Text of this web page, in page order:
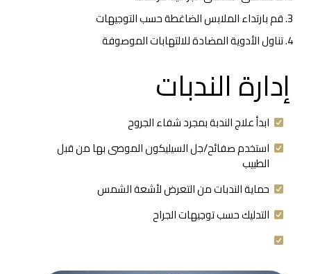
قم بارتداء الملابس الضاغطة حسب التوجيهات
تناول الأدوية المضادة للالتهابات الموصوفة
إدارة الندبات
ابدأ علاج الندبة بمجرد شفاء الجروح
استخدم صفائح/جل السيليكون الموصى بها من قبل
الطبيب
حماية الندبات من التعرض لأشعة الشمس
التدليك حسب توجيهات الجراح